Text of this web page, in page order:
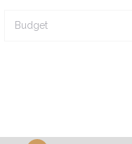
Budget